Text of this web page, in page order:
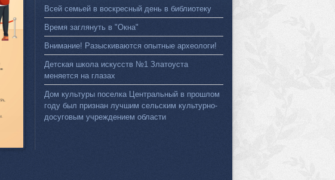
Всей семьей в воскресный день в библиотеку
Время заглянуть в "Окна"
Внимание! Разыскиваются опытные археологи!
Детская школа искусств №1 Златоуста
меняется на глазах
Дом культуры поселка Центральный в прошлом
году был признан лучшим сельским культурно-
досуговым учреждением области